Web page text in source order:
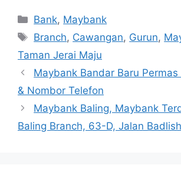
Categories
Bank, Maybank
Tags
Branch, Cawangan, Gurun,
Taman Jerai Maju
Maybank Bandar Baru
& Nombor Telefon
Maybank Baling, Maybank
Baling Branch, 63-D, Jalan